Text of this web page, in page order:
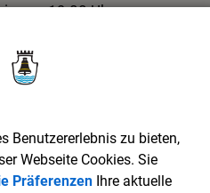
ca. 19:00 Uhr
22213
Benutzererlebnis zu bieten,
Webseite Cookies. Sie
PräferenzenIhre aktuelle